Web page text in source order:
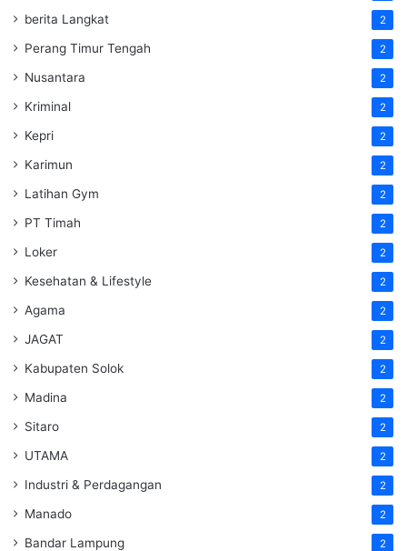
berita Langkat 2
Perang Timur Tengah 2
Nusantara 2
Kriminal 2
Kepri 2
Karimun 2
Latihan Gym 2
PT Timah 2
Loker 2
Kesehatan & Lifestyle 2
Agama 2
JAGAT 2
Kabupaten Solok 2
Madina 2
Sitaro 2
UTAMA 2
Industri & Perdagangan 2
Manado 2
Bandar Lampung 2